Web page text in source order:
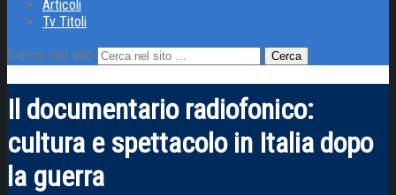
Articoli
Tv Titoli
Cerca nel sito
Il documentario radiofonico:
cultura e spettacolo in Italia dopo
la guerra